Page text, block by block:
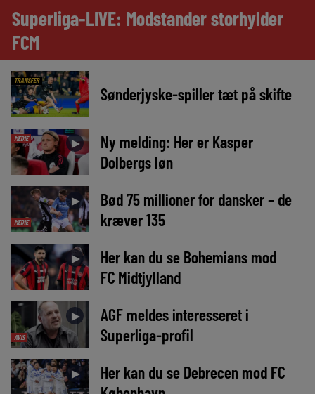
Superliga-LIVE: Modstander storhylder
FCM
TRANSFER
Sønderjyske-spiller tæt på skifte
MEDIE ►
Ny melding: Her er Kasper
Dolbergs løn
MEDIE
►
Bød 75 millioner for dansker – de
kræver 135
►
Her kan du se Bohemians mod
FC Midtjylland
AVIS
►
AGF meldes interesseret i
Superliga-profil
►
Her kan du se Debrecen mod FC